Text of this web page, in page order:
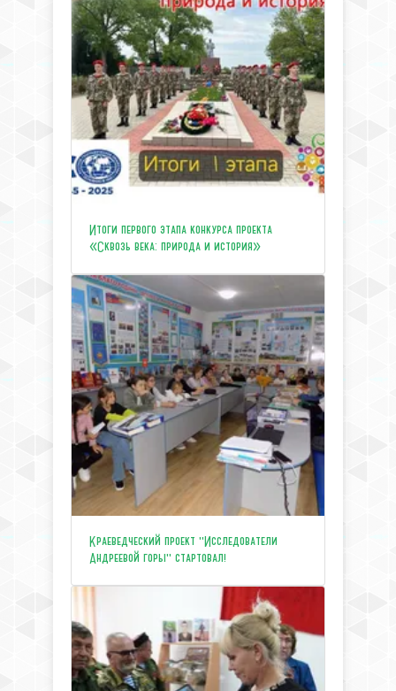
Итоги первого этапа конкурса проекта
«Сквозь века: природа и история»
Краеведческий проект "Исследователи
Андреевой горы" стартовал!